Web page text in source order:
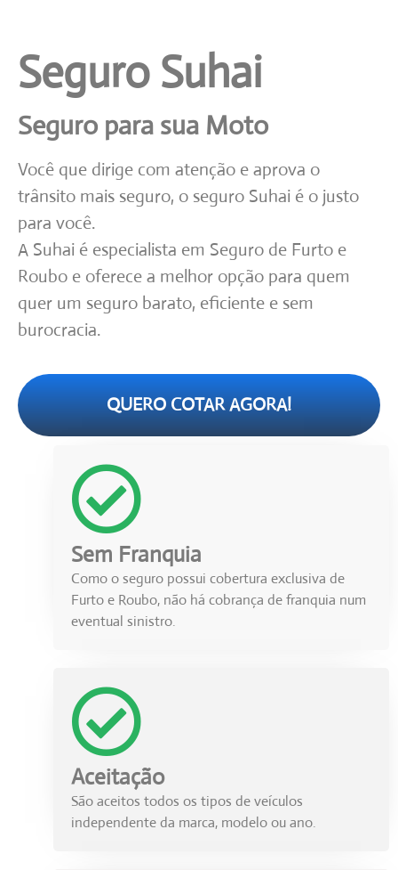
Seguro Suhai
Seguro para sua Moto
Você que dirige com atenção e aprova o
trânsito mais seguro, o seguro Suhai é o justo
para você.
A Suhai é especialista em Seguro de Furto e
Roubo e oferece a melhor opção para quem
quer um seguro barato, eficiente e sem
burocracia.
QUERO COTAR AGORA!
Sem Franquia
Como o seguro possui cobertura exclusiva de
Furto e Roubo, não há cobrança de franquia num
eventual sinistro.
Aceitação
São aceitos todos os tipos de veículos
independente da marca, modelo ou ano.